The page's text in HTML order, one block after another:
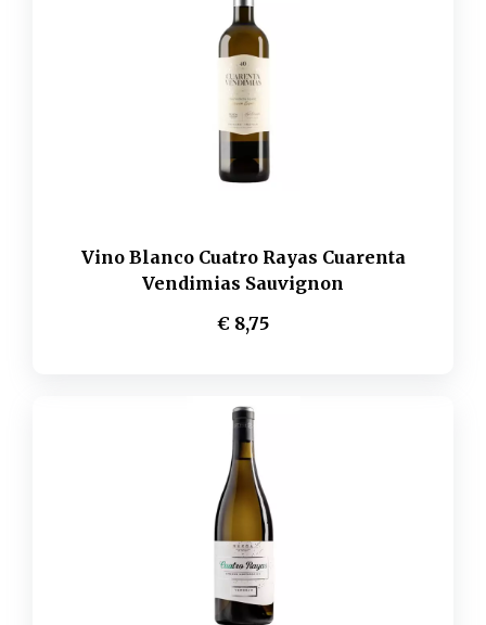
Vino Blanco Cuatro Rayas Cuarenta
Vendimias Sauvignon
€ 8,75